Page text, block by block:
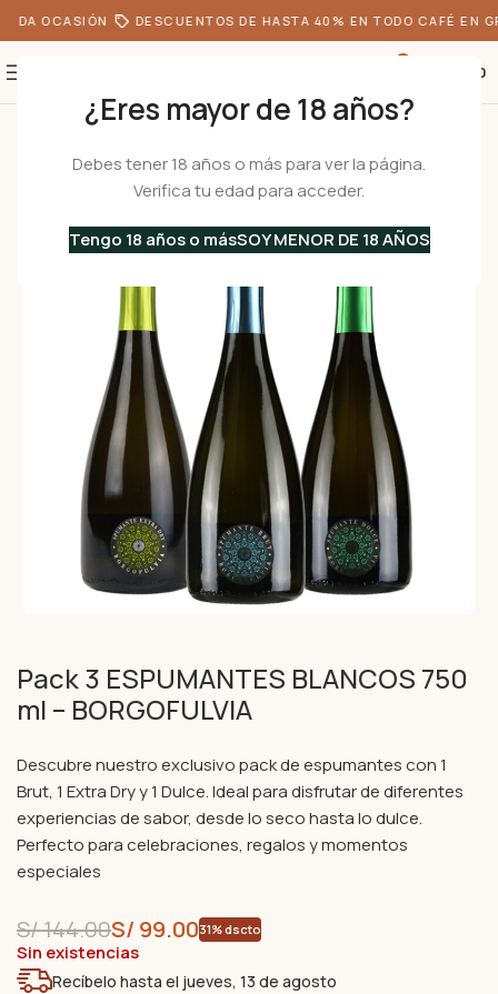
¿Eres mayor de 18 años?
Debes tener 18 años o más para ver la página.
Verifica tu edad para acceder.
Tengo 18 años o másSOY MENOR DE 18 AÑOS
OCASIÓN DESCUENTOS DE HASTA 40% EN TODO CAFÉ EN
0.00
Vinos Espumosos
Pack 3 ESPUMANTES BLANCOS 750
ml – BORGOFULVIA
Descubre nuestro exclusivo pack de espumantes con 1
Brut, 1 Extra Dry y 1 Dulce. Ideal para disfrutar de diferentes
experiencias de sabor, desde lo seco hasta lo dulce.
Perfecto para celebraciones, regalos y momentos
especiales
S/144.00S/ 99.0031% dscto
Sin existencias
Recíbelo hasta el jueves, 13 de agosto